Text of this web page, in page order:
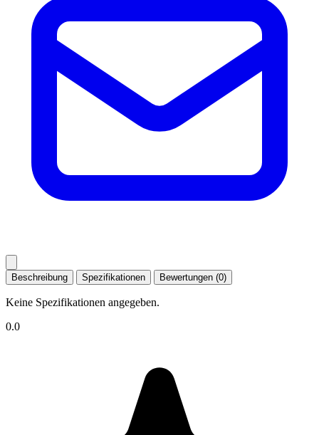
Beschreibung Spezifikationen Bewertungen (0)
Keine Spezifikationen angegeben.
0.0